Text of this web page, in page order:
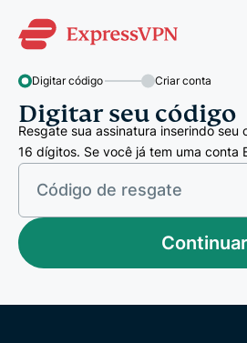
Digitar código Criar conta
Digitar seu código
Resgate sua assinatura inserindo
16 dígitos. Se você já tem uma conta
Código de resgate
Continuar